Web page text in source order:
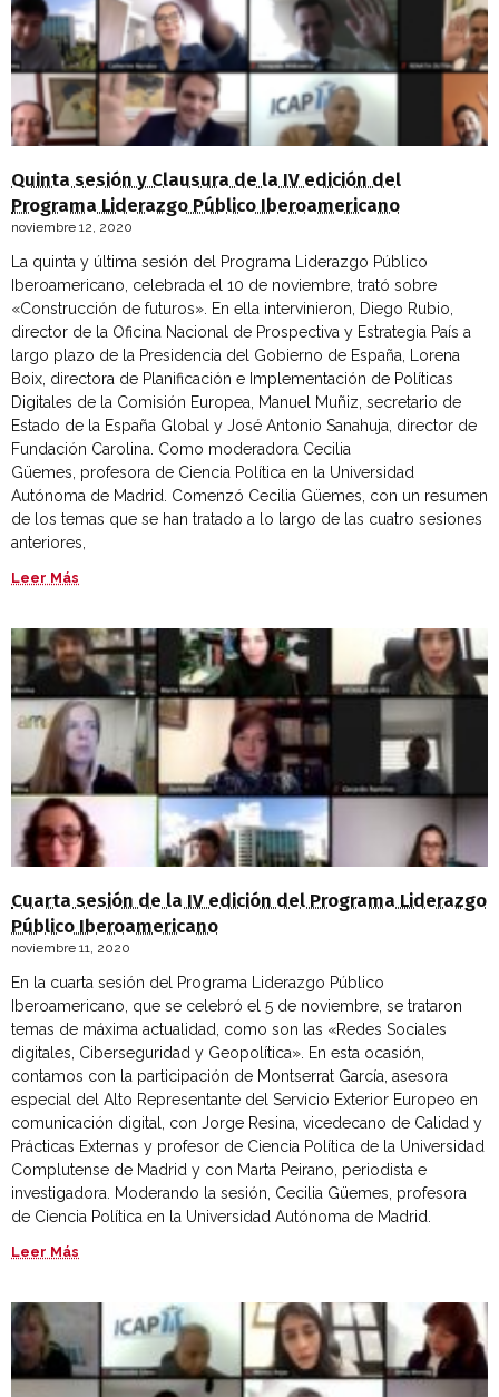
Quinta sesión y Clausura de la IV edición del
Programa Liderazgo Público Iberoamericano
noviembre 12, 2020
La quinta y última sesión del Programa Liderazgo Público
Iberoamericano, celebrada el 10 de noviembre, trató sobre
«Construcción de futuros». En ella intervinieron, Diego Rubio,
director de la Oficina Nacional de Prospectiva y Estrategia País a
largo plazo de la Presidencia del Gobierno de España, Lorena
Boix, directora de Planificación e Implementación de Políticas
Digitales de la Comisión Europea, Manuel Muñiz, secretario de
Estado de la España Global y José Antonio Sanahuja, director de
Fundación Carolina. Como moderadora Cecilia
Güemes, profesora de Ciencia Política en la Universidad
Autónoma de Madrid. Comenzó Cecilia Güemes, con un resumen
de los temas que se han tratado a lo largo de las cuatro sesiones
anteriores,
Leer Más
Cuarta sesión de la IV edición del Programa Liderazgo
Público Iberoamericano
noviembre 11, 2020
En la cuarta sesión del Programa Liderazgo Público
Iberoamericano, que se celebró el 5 de noviembre, se trataron
temas de máxima actualidad, como son las «Redes Sociales
digitales, Ciberseguridad y Geopolítica». En esta ocasión,
contamos con la participación de Montserrat García, asesora
especial del Alto Representante del Servicio Exterior Europeo en
comunicación digital, con Jorge Resina, vicedecano de Calidad y
Prácticas Externas y profesor de Ciencia Política de la Universidad
Complutense de Madrid y con Marta Peirano, periodista e
investigadora. Moderando la sesión, Cecilia Güemes, profesora
de Ciencia Política en la Universidad Autónoma de Madrid.
Leer Más